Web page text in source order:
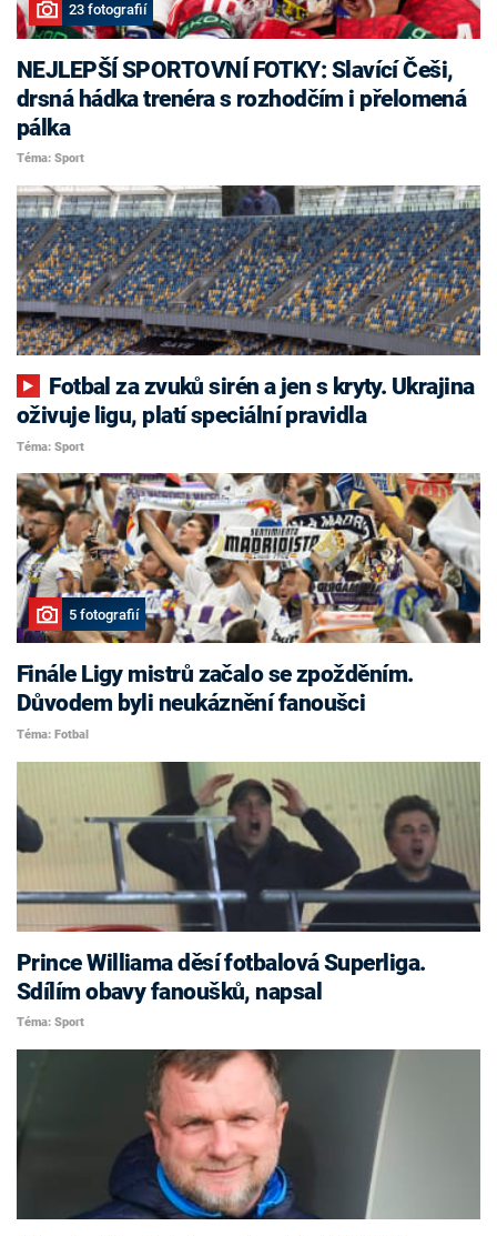
23 fotografií
NEJLEPŠÍ SPORTOVNÍ FOTKY: Slavící Češi,
drsná hádka trenéra s rozhodčím i přelomená
pálka
Téma: Sport
oživuje ligu, platí speciální pravidla
Téma: Sport
5 fotografií
Finále Ligy mistrů začalo se zpožděním.
Důvodem byli neukáznění fanoušci
Téma: Fotbal
Prince Williama děsí fotbalová Superliga.
Sdílím obavy fanoušků, napsal
Téma: Sport